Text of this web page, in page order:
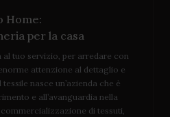
Home:
per la casa
tuo servizio, per arredare con
attenzione al dettaglio e
nasce un’azienda che è
e all’avanguardia nella
di tessuti,